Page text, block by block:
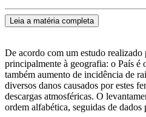
Leia a matéria completa
De acordo com um estudo
principalmente à geografia: o País é
também aumento de incidência de
diversos danos causados por estes
descargas atmosféricas. O
ordem alfabética, seguidas de dados